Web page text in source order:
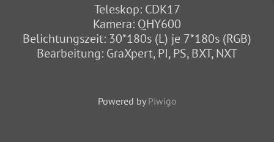
Teleskop: CDK17
Kamera: QHY600
Belichtungszeit: 30*180s (L) je 7*180s (RGB)
Bearbeitung: GraXpert, PI, PS, BXT, NXT
Powered by Piwigo